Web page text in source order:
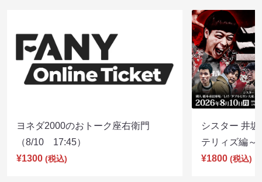
ヨネダ2000のおトーク座右衛門
（8/10 17:45）
¥1300 (税込)
シスター 井
テリィズ編
¥1800 (税込)